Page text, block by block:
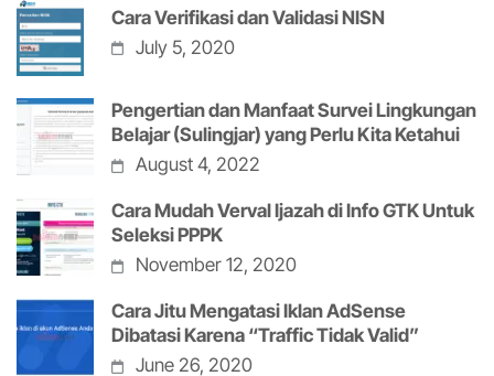
Cara Verifikasi dan Validasi NISN
July 5, 2020
Pengertian dan Manfaat Survei Lingkungan
Belajar (Sulingjar) yang Perlu Kita Ketahui
August 4, 2022
Cara Mudah Verval Ijazah di Info GTK Untuk
Seleksi PPPK
November 12, 2020
Cara Jitu Mengatasi Iklan AdSense
Dibatasi Karena “Traffic Tidak Valid”
June 26, 2020